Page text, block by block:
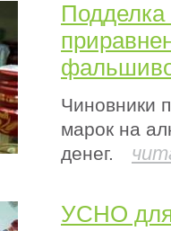
Чиновники
марок на
денег.
УСНО для